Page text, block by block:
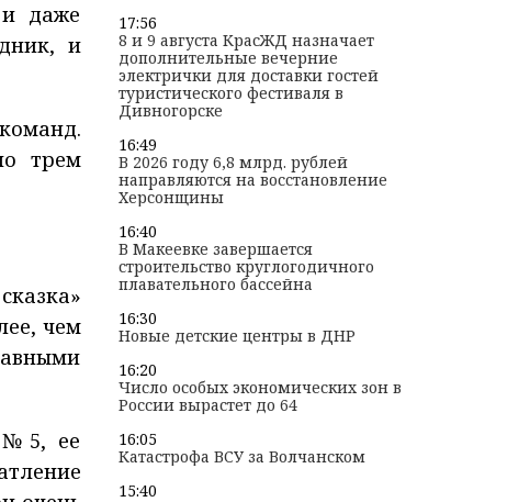
даже
и
трем
чем
№5, ее
17:56
8 и 9 августа КрасЖД назначает
дополнительные вечерние
электрички для доставки гостей
туристического фестиваля в
Дивногорске
16:49
В 2026 году 6,8 млрд. рублей
направляются на восстановление
Херсонщины
16:40
В Макеевке завершается
строительство круглогодичного
плавательного бассейна
16:30
Новые детские центры в ДНР
16:20
Число особых экономических зон в
России вырастет до 64
16:05
Катастрофа ВСУ за Волчанском
15:40